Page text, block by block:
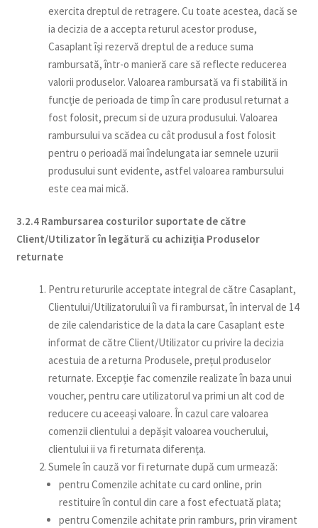
exercita dreptul de retragere. Cu toate acestea, dacă se
ia decizia de a accepta returul acestor produse,
Casaplant îşi rezervă dreptul de a reduce suma
rambursată, într-o manieră care să reflecte reducerea
valorii produselor. Valoarea rambursată va fi stabilită in
funcție de perioada de timp în care produsul returnat a
fost folosit, precum si de uzura produsului. Valoarea
rambursului va scădea cu cât produsul a fost folosit
pentru o perioadă mai îndelungata iar semnele uzurii
produsului sunt evidente, astfel valoarea rambursului
este cea mai mică.
3.2.4 Rambursarea costurilor suportate de către
Client/Utilizator în legătură cu achiziția Produselor
returnate
Pentru retururile acceptate integral de către Casaplant,
Clientului/Utilizatorului îi va fi rambursat, în interval de 14
de zile calendaristice de la data la care Casaplant este
informat de către Client/Utilizator cu privire la decizia
acestuia de a returna Produsele, prețul produselor
returnate. Excepție fac comenzile realizate în baza unui
voucher, pentru care utilizatorul va primi un alt cod de
reducere cu aceeași valoare. În cazul care valoarea
comenzii clientului a depășit valoarea voucherului,
clientului ii va fi returnata diferența.
Sumele în cauză vor fi returnate după cum urmează:
pentru Comenzile achitate cu card online, prin
restituire în contul din care a fost efectuată plata;
pentru Comenzile achitate prin ramburs, prin virament